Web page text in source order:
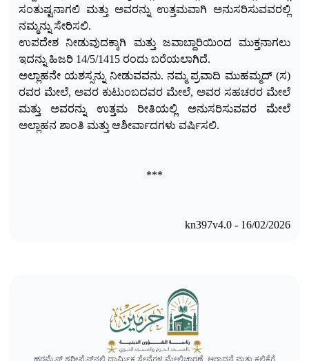
ಸಂತುಷ್ಟನಾಗಲಿ ಮತ್ತು ಅವರನ್ನು ಉತ್ತಮವಾಗಿ ಅನುಸರಿಸುವವರಲ್ಲಿ
ನಮ್ಮನ್ನು ಸೇರಿಸಲಿ.
ಉಪದೇಶ ನೀಡುವುದಕ್ಕಾಗಿ ಮತ್ತು ಜವಾಬ್ದಾರಿಯಿಂದ ಮುಕ್ತನಾಗಲು
ಇದನ್ನು ಹಿಜರಿ 14/5/1415 ರಂದು ಬರೆಯಲಾಗಿದೆ.
ಅಲ್ಲಾಹನೇ ಯಶಸ್ಸನ್ನು ನೀಡುವವನು. ನಮ್ಮ ಪ್ರವಾದಿ ಮುಹಮ್ಮದ್ (ಸ)
ರವರ ಮೇಲೆ, ಅವರ ಕುಟುಂಬದವರ ಮೇಲೆ, ಅವರ ಸಹಚರರ ಮೇಲೆ
ಮತ್ತು ಅವರನ್ನು ಉತ್ತಮ ರೀತಿಯಲ್ಲಿ ಅನುಸರಿಸುವವರ ಮೇಲೆ
ಅಲ್ಲಾಹನ ಶಾಂತಿ ಮತ್ತು ಆಶೀರ್ವಾದಗಳು ವರ್ಷಿಸಲಿ.
***
kn397v4.0 - 16/02/2026